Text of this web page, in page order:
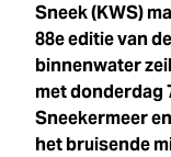
Sneek (KWS)
88e editie van de
binnenwater
met donderdag
Sneekermeer
het bruisende